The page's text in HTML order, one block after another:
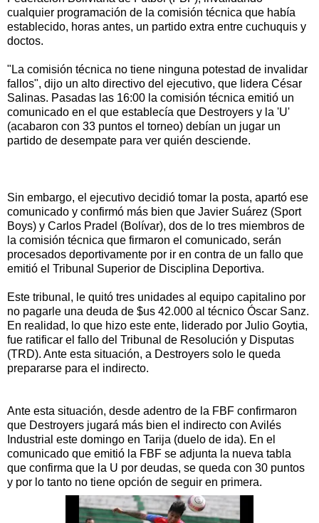
cualquier programación de la comisión técnica que había
establecido, horas antes, un partido extra entre cuchuquis y
doctos.
"La comisión técnica no tiene ninguna potestad de invalidar
fallos", dijo un alto directivo del ejecutivo, que lidera César
Salinas. Pasadas las 16:00 la comisión técnica emitió un
comunicado en el que establecía que Destroyers y la 'U'
(acabaron con 33 puntos el torneo) debían un jugar un
partido de desempate para ver quién desciende.
Sin embargo, el ejecutivo decidió tomar la posta, apartó ese
comunicado y confirmó más bien que Javier Suárez (Sport
Boys) y Carlos Pradel (Bolívar), dos de lo tres miembros de
la comisión técnica que firmaron el comunicado, serán
procesados deportivamente por ir en contra de un fallo que
emitió el Tribunal Superior de Disciplina Deportiva.
Este tribunal, le quitó tres unidades al equipo capitalino por
no pagarle una deuda de $us 42.000 al técnico Óscar Sanz.
En realidad, lo que hizo este ente, liderado por Julio Goytia,
fue ratificar el fallo del Tribunal de Resolución y Disputas
(TRD). Ante esta situación, a Destroyers solo le queda
prepararse para el indirecto.
Ante esta situación, desde adentro de la FBF confirmaron
que Destroyers jugará más bien el indirecto con Avilés
Industrial este domingo en Tarija (duelo de ida). En el
comunicado que emitió la FBF se adjunta la nueva tabla
que confirma que la U por deudas, se queda con 30 puntos
y por lo tanto no tiene opción de seguir en primera.